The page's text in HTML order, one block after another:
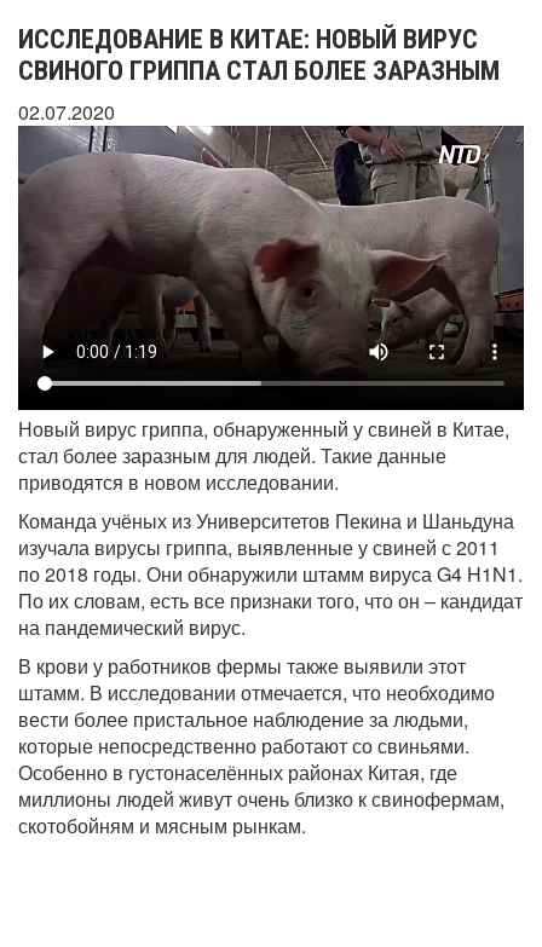
ИССЛЕДОВАНИЕ В КИТАЕ: НОВЫЙ ВИРУС
СВИНОГО ГРИППА СТАЛ БОЛЕЕ ЗАРАЗНЫМ
02.07.2020
Новый вирус гриппа, обнаруженный у свиней в Китае,
стал более заразным для людей. Такие данные
приводятся в новом исследовании.
Команда учёных из Университетов Пекина и Шаньдуна
изучала вирусы гриппа, выявленные у свиней с 2011
по 2018 годы. Они обнаружили штамм вируса G4 H1N1.
По их словам, есть все признаки того, что он – кандидат
на пандемический вирус.
В крови у работников фермы также выявили этот
штамм. В исследовании отмечается, что необходимо
вести более пристальное наблюдение за людьми,
которые непосредственно работают со свиньями.
Особенно в густонаселённых районах Китая, где
миллионы людей живут очень близко к свинофермам,
скотобойням и мясным рынкам.